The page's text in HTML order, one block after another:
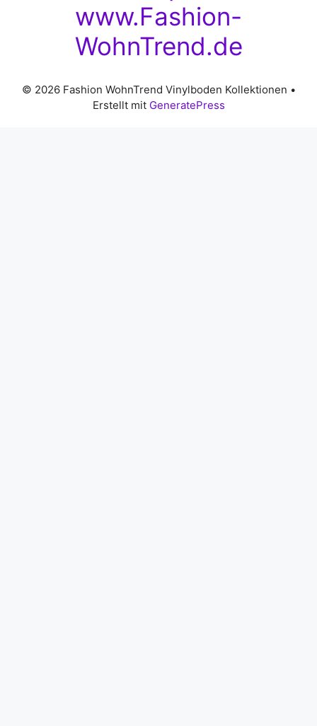
www.Fashion-
WohnTrend.de
© 2026 Fashion WohnTrend Vinylboden Kollektionen •
Erstellt mit GeneratePress